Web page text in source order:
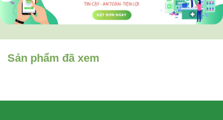
Sản phẩm đã xem